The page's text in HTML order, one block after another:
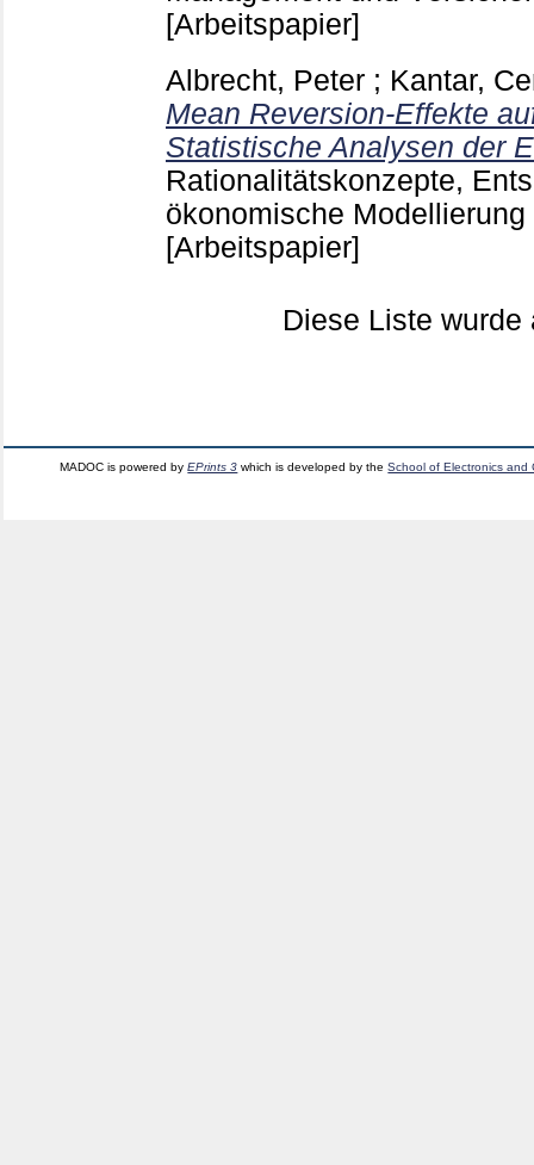
[Arbeitspapier]
Albrecht, Peter ; Kantar,
Mean Reversion-Effekte
Statistische Analysen der
Rationalitätskonzepte,
ökonomische
[Arbeitspapier]
Diese Liste
MADOC is powered byEPrints 3 which is developed by theSchool of Electronics and